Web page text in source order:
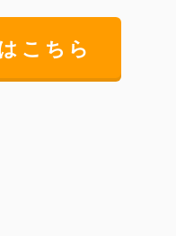
こちら